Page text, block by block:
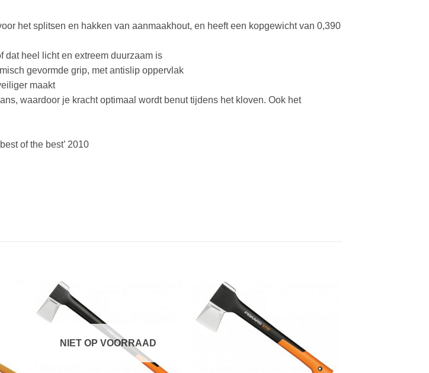
het splitsen en hakken van aanmaakhout, en heeft een kopgewicht van 0,390
dat heel licht en extreem duurzaam is
gevormde grip, met antislip oppervlak
maakt
waardoor je kracht optimaal wordt benut tijdens het kloven. Ook het
of the best’ 2010
NIET OP VOORRAAD